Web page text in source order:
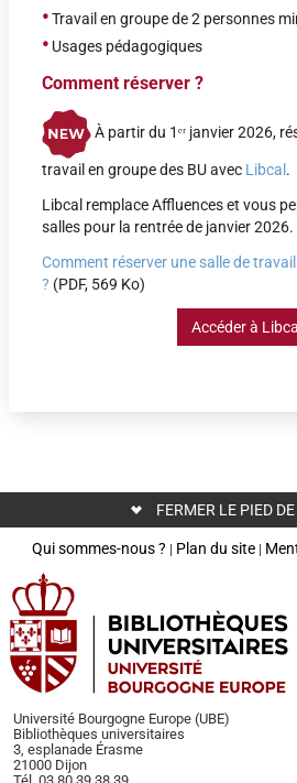
•Travail en groupe de 2 personnes
• Usages pédagogiques
Comment réserver ?
À partir du 1ᵉʳ janvier 2026,
travail en groupe des BU avec Libcal .
Libcal remplace Affluences et vous
salles pour la rentrée de janvier 2026.
Comment réserver une salle de
? (PDF, 569 Ko)
Accéder à Libcal
FERMER LE PIED
Qui sommes-nous ? | Plan du site|
Université Bourgogne Europe (UBE)
Bibliothèques universitaires
3, esplanade Érasme
21000 Dijon